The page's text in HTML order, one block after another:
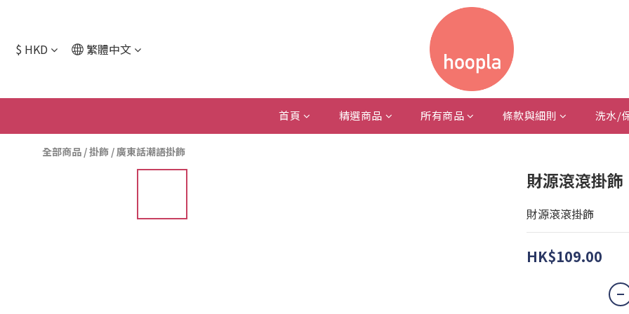
$ HKD 繁體中文
首頁 精選商品 所有商品 條款與細則 洗水/
全部商品 /掛飾 /廣東話潮語掛飾
財源滾滾掛飾
財源滾滾掛飾
HK$109.00